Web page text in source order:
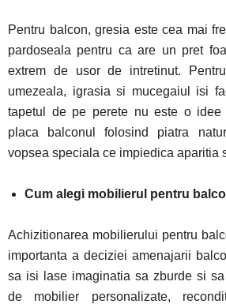
Pentru balcon, gresia este cea mai
pardoseala pentru ca are un pret
extrem de usor de intretinut.
umezeala, igrasia si mucegaiul isi
tapetul de pe perete nu este o
placa balconul folosind piatra
vopsea speciala ce impiedica aparitia
Cum alegi mobilierul pentru
Achizitionarea mobilierului pentru
importanta a deciziei amenajarii
sa isi lase imaginatia sa zburde si
de mobilier personalizate,